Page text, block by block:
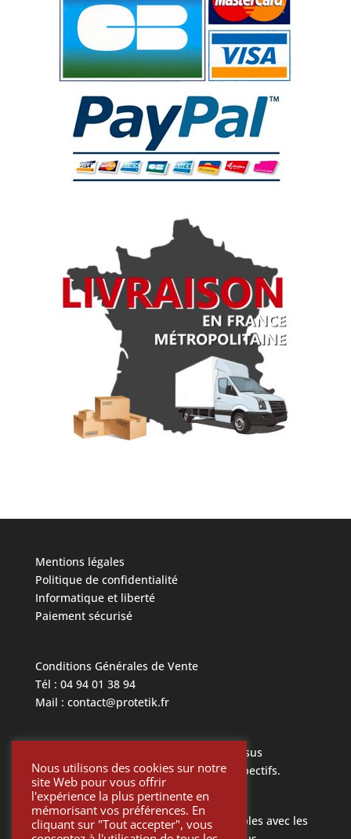
Mentions légales
Politique de confidentialité
Informatique et liberté
Paiement sécurisé
Conditions Générales de Vente
Tél : 04 94 01 38 94
Mail : contact@protetik.fr
Toutes les marques mentionnées ci dessus
appartiennent à leurs propriétaires respectifs.
Toutes les pièces Protétik sont compatibles avec les
Nous utilisons des cookies sur notre
site Web pour vous offrir
l'expérience la plus pertinente en
mémorisant vos préférences. En
cliquant sur "Tout accepter", vous